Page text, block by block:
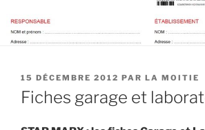
PUBLIÉ
LE
15 DÉCEMBRE 2012 PAR LA MOITIE
Fiches garage et